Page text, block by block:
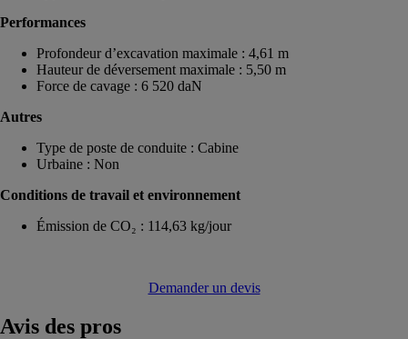
Performances
Profondeur d’excavation maximale : 4,61 m
Hauteur de déversement maximale : 5,50 m
Force de cavage : 6 520 daN
Autres
Type de poste de conduite : Cabine
Urbaine : Non
Conditions de travail et environnement
Émission de CO₂ : 114,63 kg/jour
Demander un devis
Avis des pros